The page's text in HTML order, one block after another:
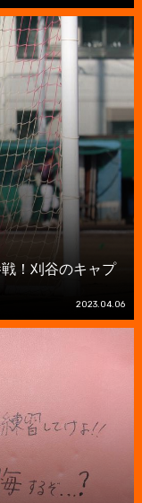
！刈谷のキャプ
2023.04.06